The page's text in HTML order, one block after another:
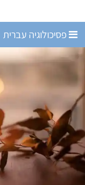
פסיכולוגיה עברית